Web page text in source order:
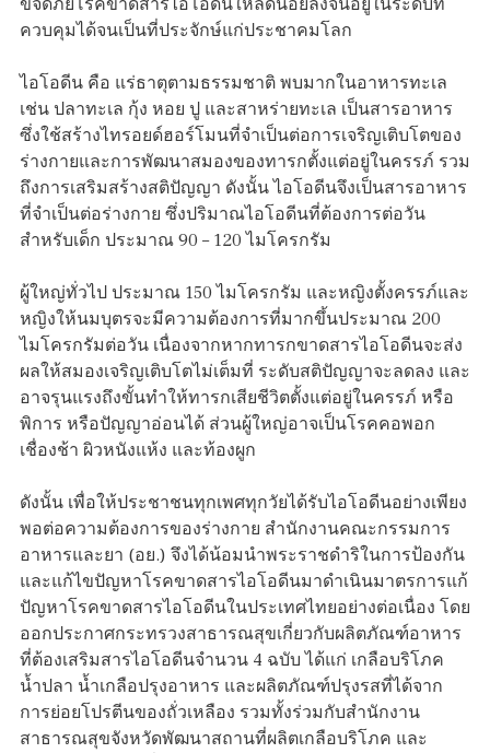
ขจัดภัยโรคขาดสารไอโอดีนให้ลดน้อยลงจนอยู่ในระดับที่
ควบคุมได้จนเป็นที่ประจักษ์แก่ประชาคมโลก
ไอโอดีน คือ แร่ธาตุตามธรรมชาติ พบมากในอาหารทะเล
เช่น ปลาทะเล กุ้ง หอย ปู และสาหร่ายทะเล เป็นสารอาหาร
ซึ่งใช้สร้างไทรอยด์ฮอร์โมนที่จำเป็นต่อการเจริญเติบโตของ
ร่างกายและการพัฒนาสมองของทารกตั้งแต่อยู่ในครรภ์ รวม
ถึงการเสริมสร้างสติปัญญา ดังนั้น ไอโอดีนจึงเป็นสารอาหาร
ที่จำเป็นต่อร่างกาย ซึ่งปริมาณไอโอดีนที่ต้องการต่อวัน
สำหรับเด็ก ประมาณ 90 – 120 ไมโครกรัม
ผู้ใหญ่ทั่วไป ประมาณ 150 ไมโครกรัม และหญิงตั้งครรภ์และ
หญิงให้นมบุตรจะมีความต้องการที่มากขึ้นประมาณ 200
ไมโครกรัมต่อวัน เนื่องจากหากทารกขาดสารไอโอดีนจะส่ง
ผลให้สมองเจริญเติบโตไม่เต็มที่ ระดับสติปัญญาจะลดลง และ
อาจรุนแรงถึงขั้นทำให้ทารกเสียชีวิตตั้งแต่อยู่ในครรภ์ หรือ
พิการ หรือปัญญาอ่อนได้ ส่วนผู้ใหญ่อาจเป็นโรคคอพอก
เชื่องช้า ผิวหนังแห้ง และท้องผูก
ดังนั้น เพื่อให้ประชาชนทุกเพศทุกวัยได้รับไอโอดีนอย่างเพียง
พอต่อความต้องการของร่างกาย สำนักงานคณะกรรมการ
อาหารและยา (อย.) จึงได้น้อมนำพระราชดำริในการป้องกัน
และแก้ไขปัญหาโรคขาดสารไอโอดีนมาดำเนินมาตรการแก้
ปัญหาโรคขาดสารไอโอดีนในประเทศไทยอย่างต่อเนื่อง โดย
ออกประกาศกระทรวงสาธารณสุขเกี่ยวกับผลิตภัณฑ์อาหาร
ที่ต้องเสริมสารไอโอดีนจำนวน 4 ฉบับ ได้แก่ เกลือบริโภค
น้ำปลา น้ำเกลือปรุงอาหาร และผลิตภัณฑ์ปรุงรสที่ได้จาก
การย่อยโปรตีนของถั่วเหลือง รวมทั้งร่วมกับสำนักงาน
สาธารณสุขจังหวัดพัฒนาสถานที่ผลิตเกลือบริโภค และ